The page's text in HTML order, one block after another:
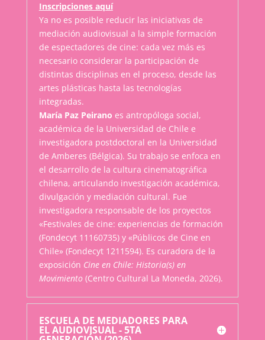
Inscripciones aquí
Ya no es posible reducir las iniciativas de
mediación audiovisual a la simple formación
de espectadores de cine: cada vez más es
necesario considerar la participación de
distintas disciplinas en el proceso, desde las
artes plásticas hasta las tecnologías
integradas.
María Paz Peirano es antropóloga social,
académica de la Universidad de Chile e
investigadora postdoctoral en la Universidad
de Amberes (Bélgica). Su trabajo se enfoca en
el desarrollo de la cultura cinematográfica
chilena, articulando investigación académica,
divulgación y mediación cultural. Fue
investigadora responsable de los proyectos
«Festivales de cine: experiencias de formación
(Fondecyt 11160735) y «Públicos de Cine en
Chile» (Fondecyt 1211594). Es curadora de la
exposición Cine en Chile: Historia(s) en
Movimiento (Centro Cultural La Moneda, 2026).
ESCUELA DE MEDIADORES PARA
EL AUDIOVISUAL - 5TA